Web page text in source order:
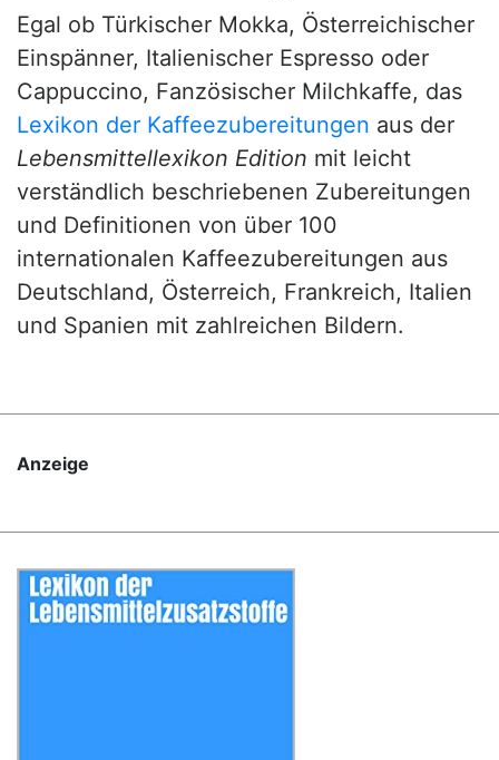
Egal ob Türkischer Mokka, Österreichischer
Einspänner, Italienischer Espresso oder
Cappuccino, Fanzösischer Milchkaffe, das
Lexikon der Kaffeezubereitungen aus der
Lebensmittellexikon Edition mit leicht
verständlich beschriebenen Zubereitungen
und Definitionen von über 100
internationalen Kaffeezubereitungen aus
Deutschland, Österreich, Frankreich, Italien
und Spanien mit zahlreichen Bildern.
Anzeige